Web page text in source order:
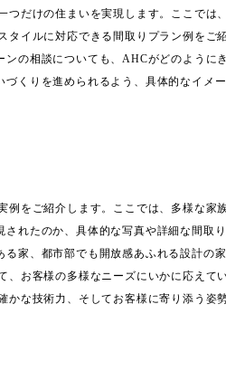
つだけの住まいを実現します。ここでは
イルに対応できる間取りプラン例をご
の相談についても、AHCがどのように
くりを進められるよう、具体的なイメ
例をご紹介します。ここでは、多様な家
れたのか、具体的な写真や詳細な間取
家、都市部でも開放感あふれる設計の
、お客様の多様なニーズにいかに応えて
かな技術力、そしてお客様に寄り添う姿